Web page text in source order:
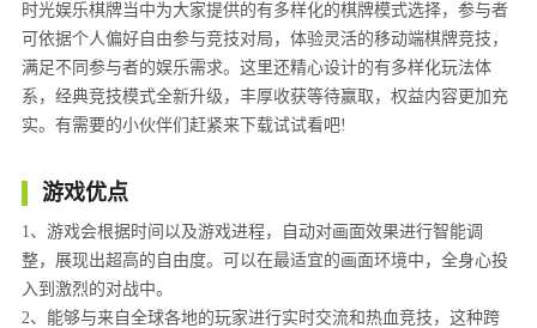
时光娱乐棋牌当中为大家提供的有多样化的棋牌模式选择，参与者
可依据个人偏好自由参与竞技对局，体验灵活的移动端棋牌竞技，
满足不同参与者的娱乐需求。这里还精心设计的有多样化玩法体
系，经典竞技模式全新升级，丰厚收获等待赢取，权益内容更加充
实。有需要的小伙伴们赶紧来下载试试看吧!
游戏优点
1、游戏会根据时间以及游戏进程，自动对画面效果进行智能调
整，展现出超高的自由度。可以在最适宜的画面环境中，全身心投
入到激烈的对战中。
2、能够与来自全球各地的玩家进行实时交流和热血竞技，这种跨